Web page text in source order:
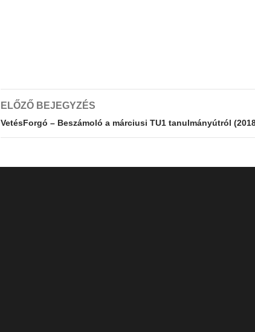
Bejegyzés
navigáció
ELŐZŐ BEJEGYZÉS
VetésForgó – Beszámoló a márciusi TU1 tanulmányútról